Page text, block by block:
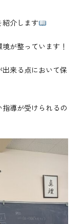
介します
が整っています！
来る点において保
導が受けられるの